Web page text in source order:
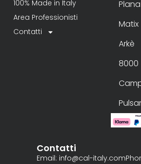
100% Made in Italy
Area Professionisti
Contatti
Plana
Matix
Arkè
8000
Contatti
Email: info@cal-italy.com